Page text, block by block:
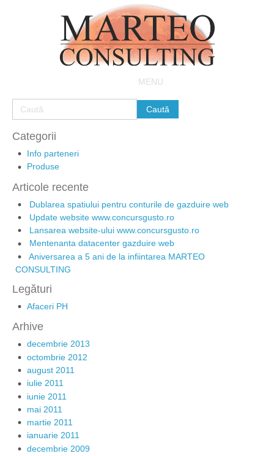
MENU
Categorii
Info parteneri
Produse
Articole recente
Dublarea spatiului pentru conturile de gazduire web
Update website www.concursgusto.ro
Lansarea website-ului www.concursgusto.ro
Mentenanta datacenter gazduire web
Aniversarea a 5 ani de la infiintarea MARTEO
CONSULTING
Legături
Afaceri PH
Arhive
decembrie 2013
octombrie 2012
august 2011
iulie 2011
iunie 2011
mai 2011
martie 2011
ianuarie 2011
decembrie 2009